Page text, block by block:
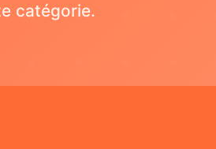
catégorie.